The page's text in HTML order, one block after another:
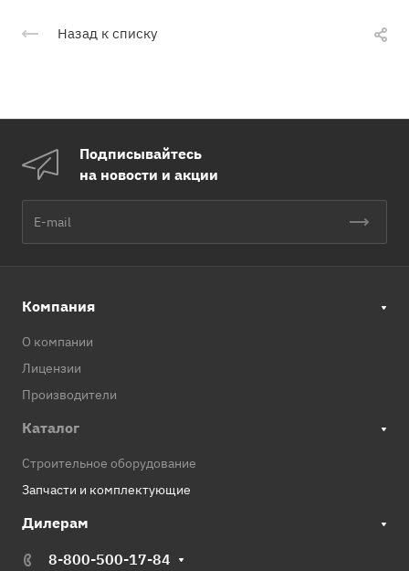
Назад к списку
Подписывайтесь
на новости и акции
Компания
О компании
Лицензии
Производители
Каталог
Строительное оборудование
Запчасти и комплектующие
Дилерам
8-800-500-17-84